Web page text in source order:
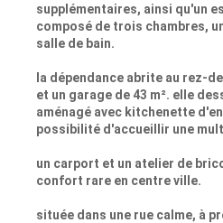
supplémentaires, ainsi qu'un
composé de trois chambres,
salle de bain.
la dépendance abrite au rez-
et un garage de 43 m². elle
aménagé avec kitchenette
possibilité d'accueillir une
un carport et un atelier de
confort rare en centre ville.
située dans une rue calme, à